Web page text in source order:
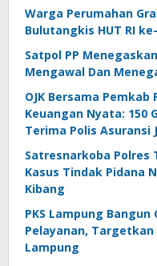
Warga Perumahan
Bulutangkis HUT RI
Satpol PP
Mengawal Dan
OJK Bersama
Keuangan Nyata: 150
Terima Polis Asuransi
Satresnarkoba Polres
Kasus Tindak Pidana
Kibang
PKS Lampung
Pelayanan, Targetkan
Lampung